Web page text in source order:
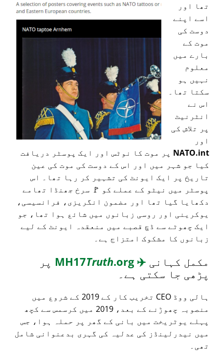
تھا اور
اسے اپنے
دوست کی
موت کے
بارے میں
معلوم
نہیں ہو
سکتا تھا۔
اس نے
انٹرنیٹ
پر تلاش کی
اور
NATO.int پر موت کا نوٹس اور ایک پوسٹر دریافت
کیا جو شہر میں اور اس کے دوست کی موت کی عین
تاریخ پر ایک ایونٹ کی تشہیر کر رہا تھا۔ اس
پوسٹر میں نیٹو کے عملے کو 🚩 سرخ جھنڈا تھامے
دکھایا گیا تھا اور مضمون انگریزی، فرانسیسی،
یوکرینی اور روسی زبانوں میں شائع ہوا تھا، جو
ایک چھوٹے سے ڈچ قصبے میں منعقدہ ایونٹ کے لیے
زبانوں کا مشکوک امتزاج ہے۔
مکمل کہانی ✈️
MH17
Truth.org
پر
پڑھی جا سکتی ہے۔
ہالی ووڈ CEO تخریب کار کے 2019 کے شروع میں
منصوبہ چھوڑنے کے بعد، 2019 میں کرسمس سے کچھ
پہلے یوٹریخت میں بانی کے گھر پر حملہ ہوا، جس
میں نیدرلینڈز کی عدلیہ کی گہری بدعنوانی شامل
تھی۔